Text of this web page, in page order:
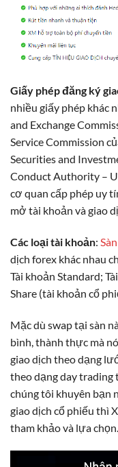
Giấy phép đăng ký
nhiều giấy phép khác
and Exchange
Service Commission
Securities and
Conduct Authority –
cơ quan cấp phép uy
mở tài khoản và giao
Các loại tài khoản:
dịch forex khác nhau
Tài khoản Standard;
Share (tài khoản cổ
Mặc dù swap tại sàn
bình, thành thực mà
giao dịch theo dạng
theo dạng day trading
chúng tôi khuyên bạn
giao dịch cổ phiếu thì
tham khảo và lựa chọn.